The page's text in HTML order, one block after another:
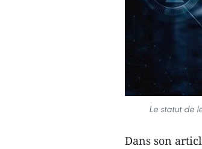
Le statut de
Dans son